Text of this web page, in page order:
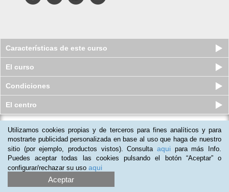
Características de este curso
El curso
Condiciones
El centro
Curso a distancia (Online) de
Terapeuta en Constelaciones Fami...
Plazas disponibles
$148.500 ars $73.500ars
Utilizamos cookies propias y de terceros para fines analíticos y para
mostrarte publicidad personalizada en base al uso que haga de nuestro
sitio (por ejemplo, productos vistos). Consulta aqui para más Info.
Puedes aceptar todas las cookies pulsando el botón “Aceptar” o
configurar/rechazar su uso aqui
Aceptar